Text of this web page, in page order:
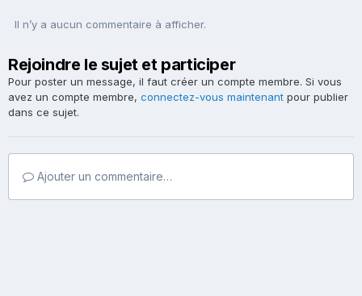
Il n’y a aucun commentaire à afficher.
Rejoindre le sujet et participer
Pour poster un message, il faut créer un compte membre. Si vous
avez un compte membre, connectez-vous maintenant pour publier
dans ce sujet.
Ajouter un commentaire…